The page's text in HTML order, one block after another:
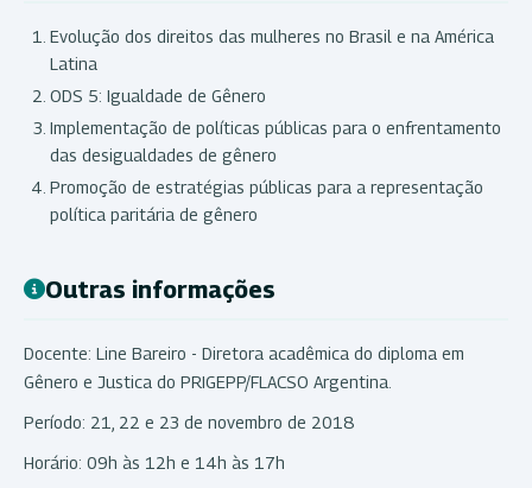
Evolução dos direitos das mulheres no Brasil e na América
Latina
ODS 5: Igualdade de Gênero
Implementação de políticas públicas para o enfrentamento
das desigualdades de gênero
Promoção de estratégias públicas para a representação
política paritária de gênero
Outras informações
Docente: Line Bareiro - Diretora acadêmica do diploma em
Gênero e Justica do PRIGEPP/FLACSO Argentina.
Período: 21, 22 e 23 de novembro de 2018
Horário: 09h às 12h e 14h às 17h